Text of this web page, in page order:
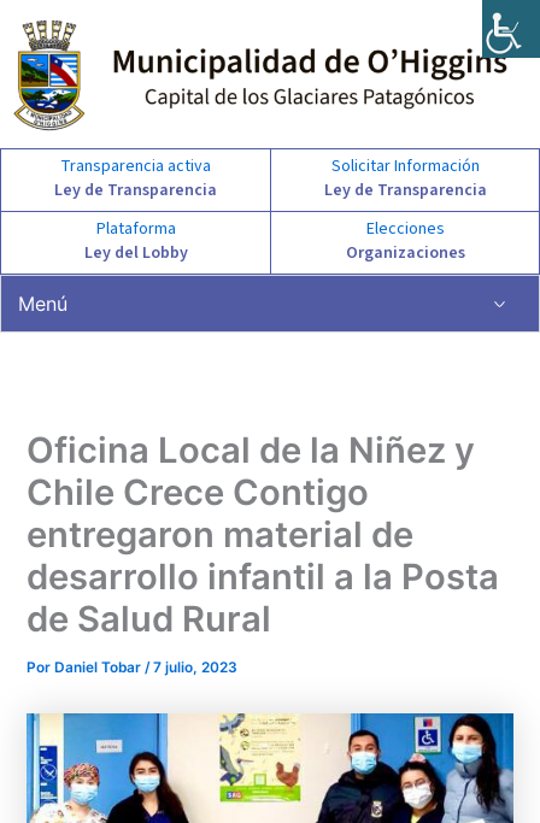
contenido
Transparencia activa
Ley de Transparencia
Solicitar Información
Ley de Transparencia
Plataforma
Ley del Lobby
Elecciones
Organizaciones
Menú
Oficina Local de la Niñez y
Chile Crece Contigo
entregaron material de
desarrollo infantil a la Posta
de Salud Rural
Por Daniel Tobar/7 julio, 2023